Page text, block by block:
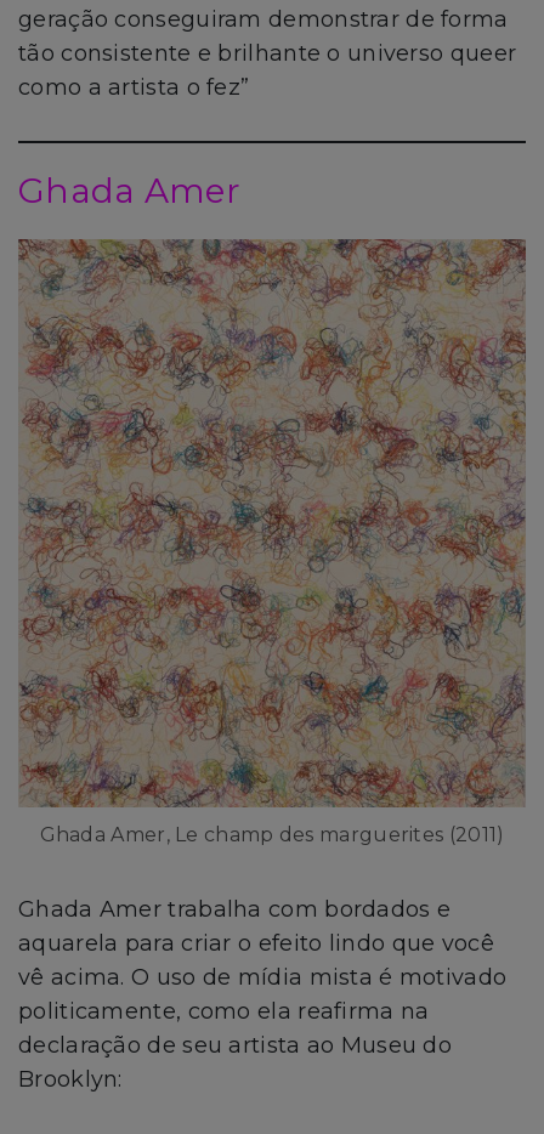
geração conseguiram demonstrar de forma
tão consistente e brilhante o universo queer
como a artista o fez”
Ghada Amer
Ghada Amer, Le champ des marguerites (2011)
Ghada Amer trabalha com bordados e
aquarela para criar o efeito lindo que você
vê acima. O uso de mídia mista é motivado
politicamente, como ela reafirma na
declaração de seu artista ao Museu do
Brooklyn: